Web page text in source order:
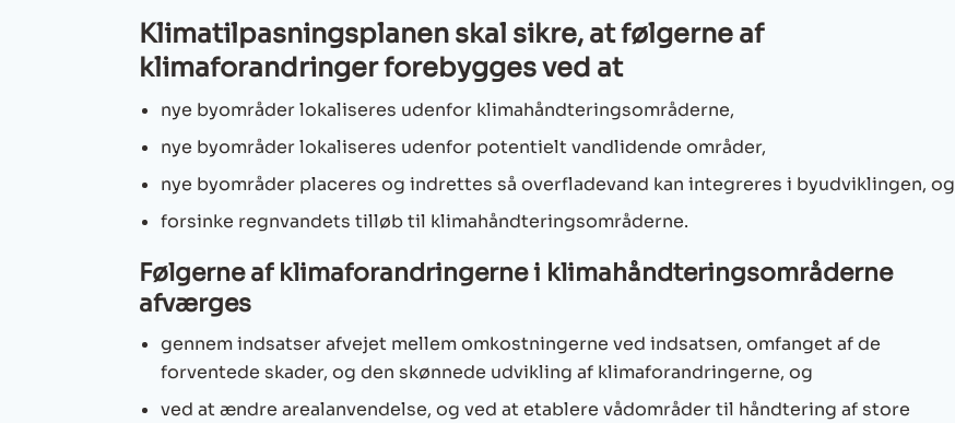
Klimatilpasningsplanen skal sikre, at følgerne af
klimaforandringer forebygges ved at
nye byområder lokaliseres udenfor klimahåndteringsområderne,
nye byområder lokaliseres udenfor potentielt vandlidende områder,
nye byområder placeres og indrettes så overfladevand kan integreres i byudviklingen, og
forsinke regnvandets tilløb til klimahåndteringsområderne.
Følgerne af klimaforandringerne i klimahåndteringsområderne
afværges
gennem indsatser afvejet mellem omkostningerne ved indsatsen, omfanget af de
forventede skader, og den skønnede udvikling af klimaforandringerne, og
ved at ændre arealanvendelse, og ved at etablere vådområder til håndtering af store